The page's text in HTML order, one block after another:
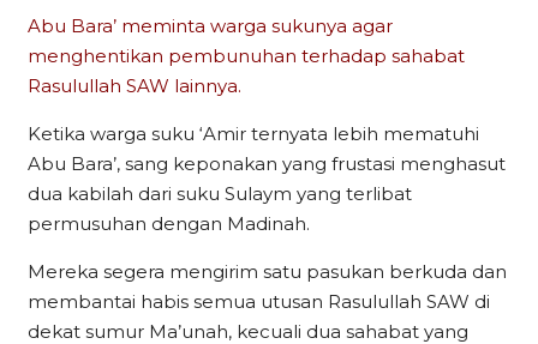
Abu Bara’ meminta warga sukunya agar
menghentikan pembunuhan terhadap sahabat
Rasulullah SAW lainnya.
Ketika warga suku ‘Amir ternyata lebih mematuhi
Abu Bara’, sang keponakan yang frustasi menghasut
dua kabilah dari suku Sulaym yang terlibat
permusuhan dengan Madinah.
Mereka segera mengirim satu pasukan berkuda dan
membantai habis semua utusan Rasulullah SAW di
dekat sumur Ma’unah, kecuali dua sahabat yang